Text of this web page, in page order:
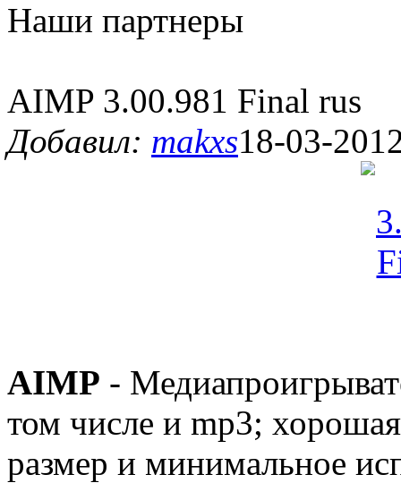
Наши партнеры
AIMP 3.00.981 Final rus
Добавил: makxs18-03-
AIMP -
том числе и mp3;
размер и минимальное